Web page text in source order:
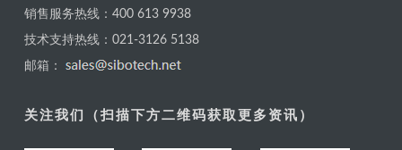
销售服务热线：400 613 9938
技术支持热线：021-3126 5138
邮箱：
关注我们（扫描下方二维码获取更多资讯）